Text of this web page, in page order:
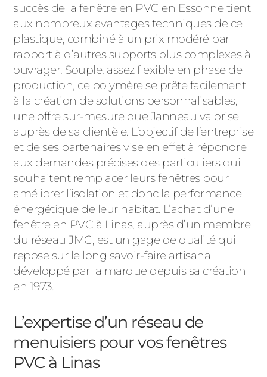
succès de la fenêtre en PVC en Essonne tient
aux nombreux avantages techniques de ce
plastique, combiné à un prix modéré par
rapport à d’autres supports plus complexes à
ouvrager. Souple, assez flexible en phase de
production, ce polymère se prête facilement
à la création de solutions personnalisables,
une offre sur-mesure que Janneau valorise
auprès de sa clientèle. L’objectif de l’entreprise
et de ses partenaires vise en effet à répondre
aux demandes précises des particuliers qui
souhaitent remplacer leurs fenêtres pour
améliorer l’isolation et donc la performance
énergétique de leur habitat. L’achat d’une
fenêtre en PVC à Linas, auprès d’un membre
du réseau JMC, est un gage de qualité qui
repose sur le long savoir-faire artisanal
développé par la marque depuis sa création
en 1973.
L’expertise d’un réseau de
menuisiers pour vos fenêtres
PVC à Linas
ACIER